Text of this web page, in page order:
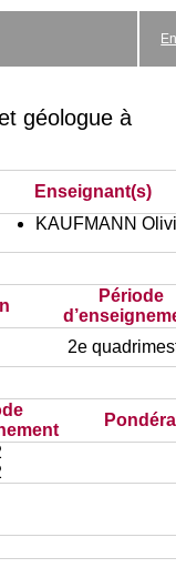
géologue à
Enseignant(s)
KAUFMANN
Période
2e